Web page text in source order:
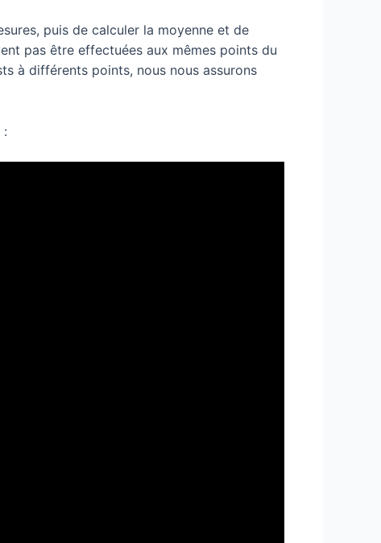
puis de calculer la moyenne et de
pas être effectuées aux mêmes points du
à différents points, nous nous assurons
: